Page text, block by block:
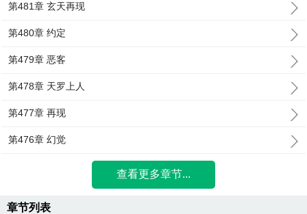
第481章 玄天再现
第480章 约定
第479章 恶客
第478章 天罗上人
第477章 再现
第476章 幻觉
查看更多章节...
章节列表